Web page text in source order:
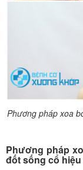
Phương pháp xoa
Phương pháp
đốt sống cổ